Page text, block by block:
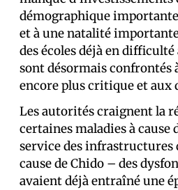
démographique
et à une natalité
des écoles déjà en
sont désormais confrontés
encore plus critique et aux
Les autorités craignent la
certaines maladies à cause
service des infrastructures
cause de Chido – des
avaient déjà entraîné une